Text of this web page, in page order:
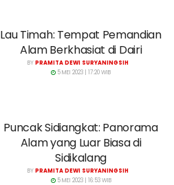
Lau Timah: Tempat Pemandian
Alam Berkhasiat di Dairi
BYPRAMITA DEWI SURYANINGSIH
5 MEI 2023 | 17:20 WIB
Puncak Sidiangkat: Panorama
Alam yang Luar Biasa di
Sidikalang
BYPRAMITA DEWI SURYANINGSIH
5 MEI 2023 | 16:53 WIB